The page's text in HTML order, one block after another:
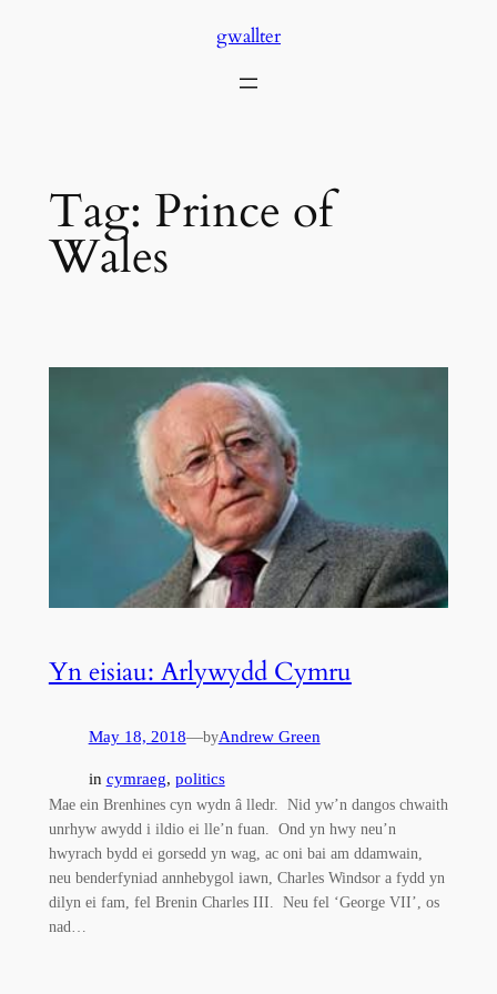
gwallter
Tag: Prince of
Wales
Yn eisiau: Arlywydd Cymru
May 18, 2018—byAndrew Green
in cymraeg, politics
Mae ein Brenhines cyn wydn â lledr. Nid yw’n dangos chwaith
unrhyw awydd i ildio ei lle’n fuan. Ond yn hwy neu’n
hwyrach bydd ei gorsedd yn wag, ac oni bai am ddamwain,
neu benderfyniad annhebygol iawn, Charles Windsor a fydd yn
dilyn ei fam, fel Brenin Charles III. Neu fel ‘George VII’, os
nad…